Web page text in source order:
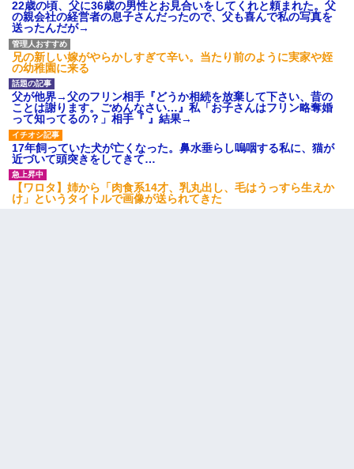
居酒屋にて。兄の紹介者「お酒飲みなって」私「未成年なので無
理です！」酷すぎるワードの連発で、耐えきれず店員に5千円を渡
し「お勘定です。逃がして下さい」その後、録音内容を父に聞か
せたら...
宅飲みで女友達の乳を見てしまった・・・
22歳の頃、父に36歳の男性とお見合いをしてくれと頼まれた。父
の親会社の経営者の息子さんだったので、父も喜んで私の写真を
送ったんだが→
兄の新しい嫁がやらかしすぎて辛い。当たり前のように実家や姪
の幼稚園に来る
父が他界→父のフリン相手『どうか相続を放棄して下さい、昔の
ことは謝ります。ごめんなさい…』私「お子さんはフリン略奪婚
って知ってるの？」相手『 』結果→
17年飼っていた犬が亡くなった。鼻水垂らし嗚咽する私に、猫が
近づいて頭突きをしてきて…
【ワロタ】姉から「肉食系14才、乳丸出し、毛はうっすら生えか
け」というタイトルで画像が送られてきた